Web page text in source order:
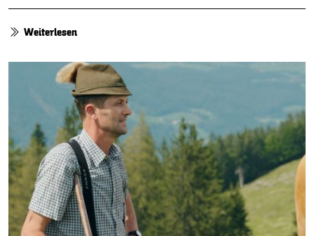
Weiterlesen